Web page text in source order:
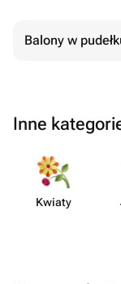
Balony w
Inne
Kwiaty